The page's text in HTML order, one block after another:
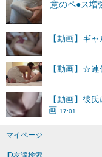
マイページ
ID友達検索